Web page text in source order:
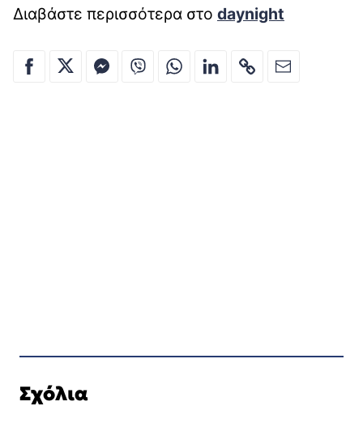
Διαβάστε περισσότερα στο daynight
Σχόλια